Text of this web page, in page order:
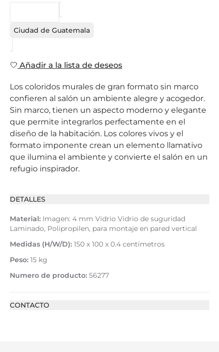
Ciudad de Guatemala
Añadir a la lista de deseos
Los coloridos murales de gran formato sin marco
confieren al salón un ambiente alegre y acogedor.
Sin marco, tienen un aspecto moderno y elegante
que permite integrarlos perfectamente en el
diseño de la habitación. Los colores vivos y el
formato imponente crean un elemento llamativo
que ilumina el ambiente y convierte el salón en un
refugio inspirador.
DETALLES
Material: Imagen: 4 mm Vidrio Vidrio de suguridad
Laminado, Polipropilen, para montaje en pared vertical
Medidas (H/W/D): 150 x 100 x 0.4 centímetros
Peso: 15 kg
Numero de producto: 56277
CONTACTO